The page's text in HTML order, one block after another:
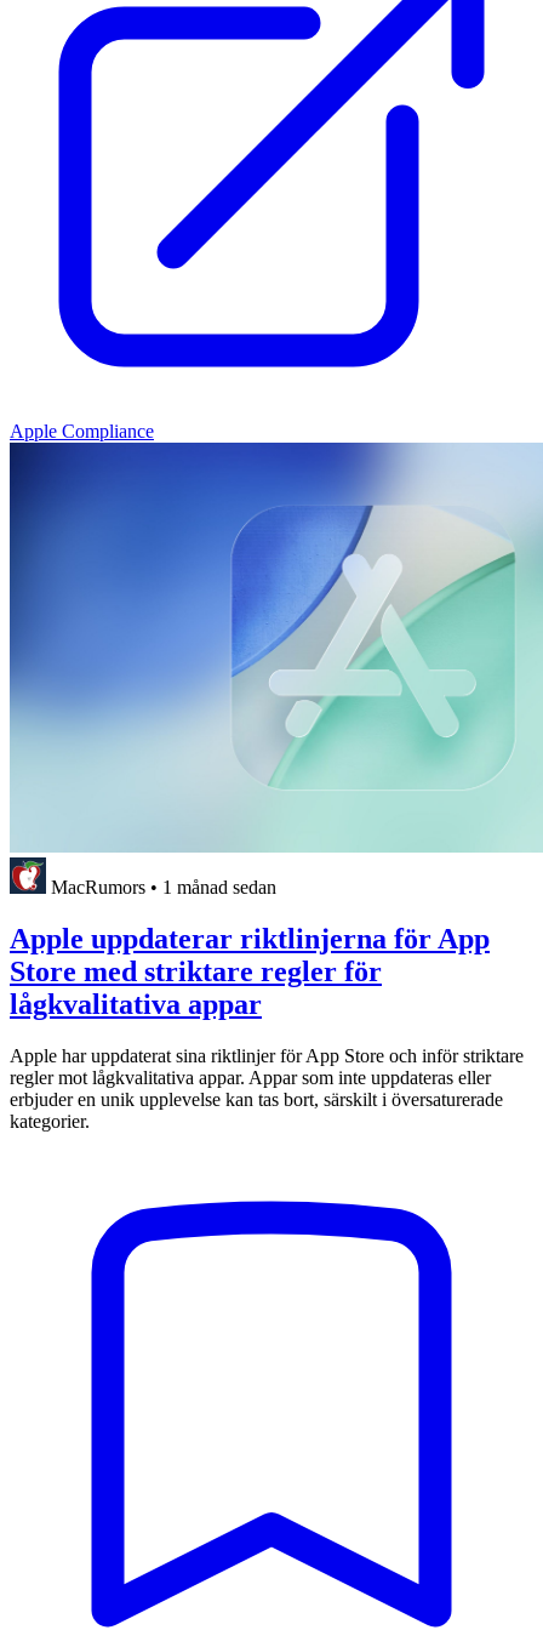
Apple Compliance
MacRumors • 1 månad sedan
Apple uppdaterar riktlinjerna för App
Store med striktare regler för
lågkvalitativa appar
Apple har uppdaterat sina riktlinjer för App Store och inför striktare
regler mot lågkvalitativa appar. Appar som inte uppdateras eller
erbjuder en unik upplevelse kan tas bort, särskilt i översaturerade
kategorier.